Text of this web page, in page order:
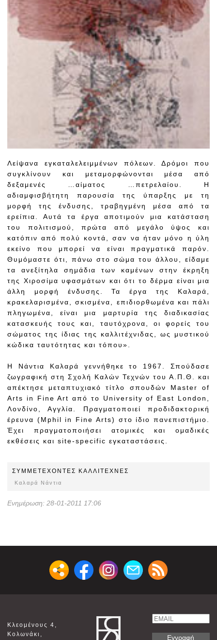
Λείψανα εγκαταλελειμμένων πόλεων. Δρόμοι που
συγκλίνουν και μεταμορφώνονται μέσα από
δεξαμενές …αίματος …πετρελαίου. Η
αδιαμφισβήτητη παρουσία της ύπαρξης με τη
μορφή της ένδυσης, τραβηγμένη μέσα από τα
ερείπια. Αυτά τα έργα αποτιμούν μια κατάσταση
του πολιτισμού, πρώτα από μεγάλο ύψος και
κατόπιν από πολύ κοντά, σαν να ήταν μόνο η ύλη
εκείνο που μπορεί να είναι πραγματικά παρόν.
Θυμόμαστε ότι, πάνω στο σώμα του άλλου, είδαμε
τα ανεξίτηλα σημάδια των καμένων στην έκρηξη
της Χιροσίμα υφασμάτων και ότι το δέρμα είναι μια
άλλη μορφή ένδυσης. Τα έργα της Καλαρά,
κρακελαρισμένα, σκισμένα, επιδιορθωμένα και πάλι
πληγωμένα, είναι μια μαρτυρία της διαδικασίας
κατασκευής τους και, ταυτόχρονα, οι φορείς του
σώματος της ίδιας της καλλιτέχνιδας, ως μυστικού
κώδικα ταυτότητας και τόπου».
Η Νάντια Καλαρά γεννήθηκε το 1967. Σπούδασε
ζωγραφική στη Σχολή Καλών Τεχνών του Α.Π.Θ. και
απέκτησε μεταπτυχιακό τίτλο σπουδών Master of
Arts in Fine Art από το University of East London,
Λονδίνο, Αγγλία. Πραγματοποιεί προδιδακτορική
έρευνα (Mphil in Fine Arts) στο ίδιο πανεπιστήμιο.
Έχει πραγματοποιήσει ατομικές και ομαδικές
εκθέσεις και site-specific εγκαταστάσεις.
ΣΥΜΜΕΤEΧOΝΤΕΣ ΚΑΛΛΙΤΕΧΝΕΣ
Καλαρά Νάντια
Ενημέρωση: 28-01-2011 17:06
Κλεομένους 4,
Κολωνάκι,
Email